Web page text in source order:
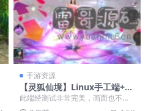
手游资源
【灵狐仙境】Linux手工端+G
M后台+视频教程
此端经测试非常完美，画面也不
错，剧情很美，缺点是繁体。